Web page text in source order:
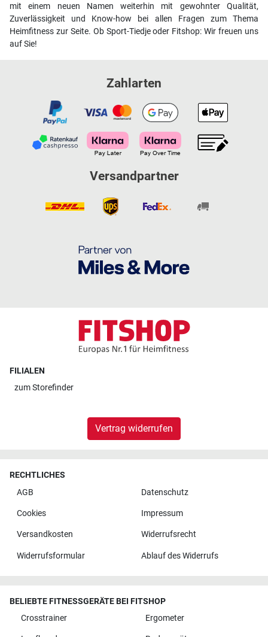
mit einem neuen Namen weiterhin mit gewohnter Qualität,
Zuverlässigkeit und Know-how bei allen Fragen zum Thema
Heimfitness zur Seite. Ob Sport-Tiedje oder Fitshop: Wir freuen uns
auf Sie!
Zahlarten
Versandpartner
FILIALEN
zumStorefinder
Vertrag widerrufen
RECHTLICHES
AGB
Datenschutz
Cookies Impressum
Versandkosten Widerrufsrecht
Widerrufsformular Ablauf des Widerrufs
BELIEBTE FITNESSGERÄTE BEI FITSHOP
Crosstrainer
Ergometer